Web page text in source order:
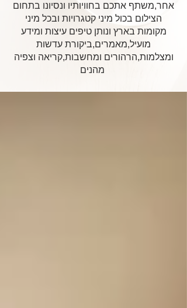
אחר,משתף אתכם בחוויותיו ונסיונו בתחום
הצילום בכול מיני קטגרויות ובכל מיני
מקומות בארץ ונותן טיפים עיצות ומידע
מועיל,מאמרים,ביקורת עדשות
ומצלמות,הרהורים ומחשבות,קריאה וצפיה